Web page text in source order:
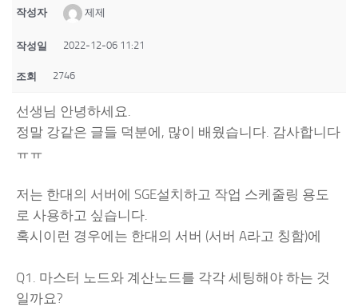
작성자 제제
작성일 2022-12-06 11:21
조회 2746
선생님 안녕하세요.
정말 강같은 글들 덕분에, 많이 배웠습니다. 감사합니다
ㅠㅠ
저는 한대의 서버에 SGE설치하고 작업 스케줄링 용도
로 사용하고 싶습니다.
혹시이런 경우에는 한대의 서버 (서버 A라고 칭함)에
Q1. 마스터 노드와 계산노드를 각각 세팅해야 하는 것
일까요?